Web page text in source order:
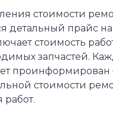
стоимости
детальный прайс на
стоимость
запчастей.
проинформирован
стоимости